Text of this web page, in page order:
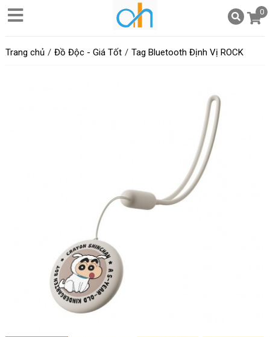
0
Trang chủ Đồ Độc - Giá Tốt Tag Bluetooth Định Vị ROCK